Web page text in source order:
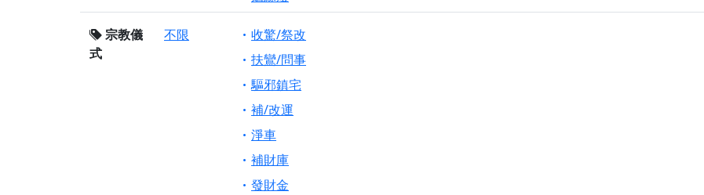
宗教儀
式
不限
收驚/祭改
扶鸞/問事
驅邪鎮宅
補/改運
淨車
補財庫
發財金